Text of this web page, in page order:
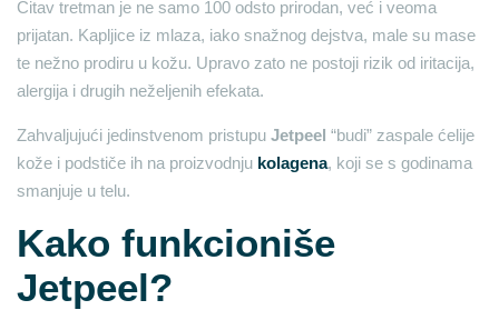
Čitav tretman je ne samo 100 odsto prirodan, već i veoma
prijatan. Kapljice iz mlaza, iako snažnog dejstva, male su mase
te nežno prodiru u kožu. Upravo zato ne postoji rizik od iritacija,
alergija i drugih neželjenih efekata.
Zahvaljujući jedinstvenom pristupu Jetpeel “budi” zaspale ćelije
kože i podstiče ih na proizvodnju kolagena, koji se s godinama
smanjuje u telu.
Kako funkcioniše
Jetpeel?